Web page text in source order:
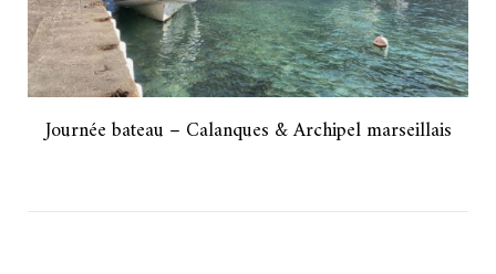
Journée bateau – Calanques & Archipel marseillais